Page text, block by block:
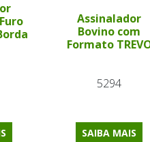
Assinalador
Bovino com
Formato
5294
SAIBA MAIS